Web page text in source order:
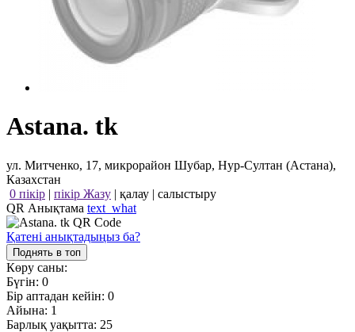
Astana. tk
ул. Митченко, 17, микрорайон Шубар, Нур-Султан (Астана),
Казахстан
0 пікір | пікір Жазу | қалау | салыстыру
QR Анықтама text_what
Қатені анықтадыңыз ба?
Поднять в топ
Көру саны:
Бүгін: 0
Бір аптадан кейін: 0
Айына: 1
Барлық уақытта: 25